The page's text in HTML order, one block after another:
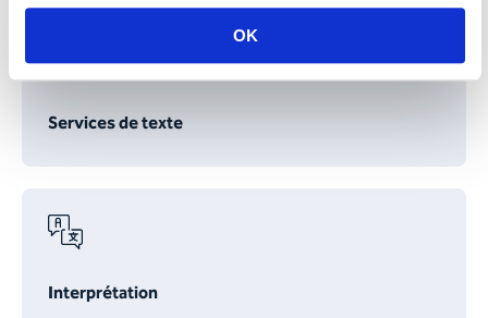
OK
Services de texte
Interprétation